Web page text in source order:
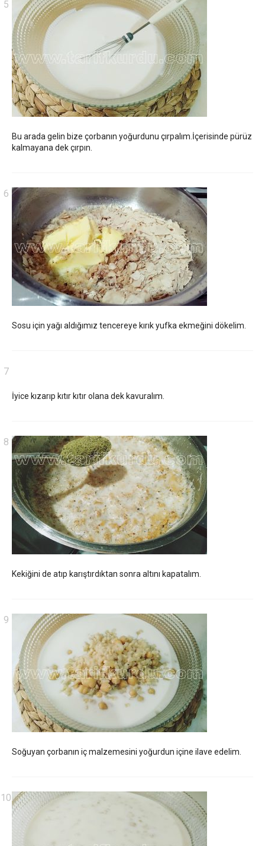
Bu arada gelin bize çorbanın yoğurdunu çırpalım.İçerisinde pürüz
kalmayana dek çırpın.
Sosu için yağı aldığımız tencereye kırık yufka ekmeğini dökelim.
İyice kızarıp kıtır kıtır olana dek kavuralım.
Kekiğini de atıp karıştırdıktan sonra altını kapatalım.
Soğuyan çorbanın iç malzemesini yoğurdun içine ilave edelim.